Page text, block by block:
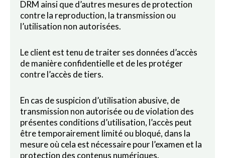
DRM ainsi que d’autres mesures de protection
contre la reproduction, la transmission ou
l’utilisation non autorisées.
Le client est tenu de traiter ses données d’accès
de manière confidentielle et de les protéger
contre l’accès de tiers.
En cas de suspicion d’utilisation abusive, de
transmission non autorisée ou de violation des
présentes conditions d’utilisation, l’accès peut
être temporairement limité ou bloqué, dans la
mesure où cela est nécessaire pour l’examen et la
protection des contenus numériques.